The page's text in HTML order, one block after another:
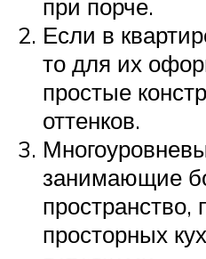
при порче.
Если в
то для их
простые
оттенков.
занимающие
пространство,
просторных